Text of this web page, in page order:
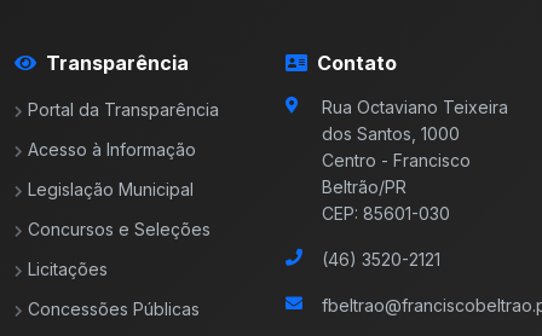
Transparência
Portal da Transparência
Acesso à Informação
Legislação Municipal
Concursos e Seleções
Licitações
Concessões Públicas
Contato
Rua Octaviano Teixeira
dos Santos, 1000
Centro - Francisco
Beltrão/PR
CEP: 85601-030
(46) 3520-2121